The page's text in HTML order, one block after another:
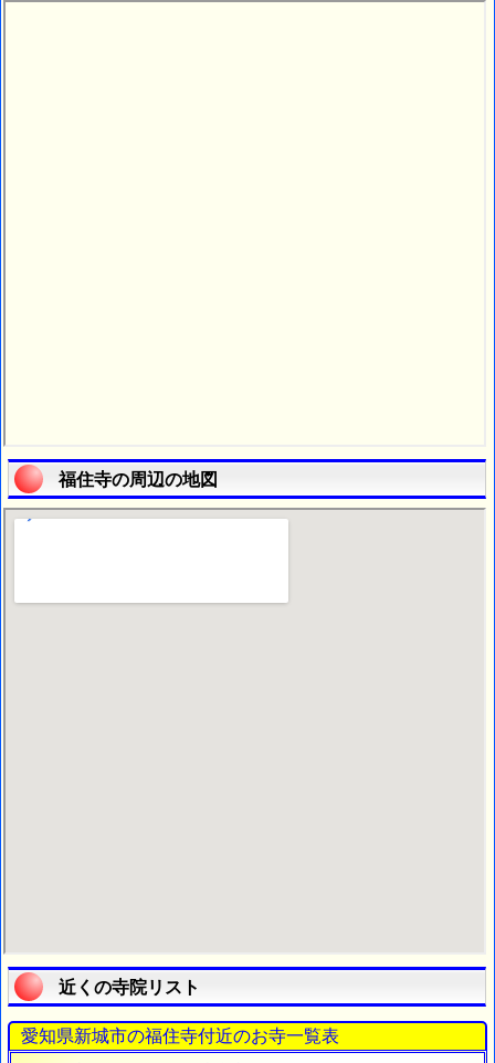
福住寺の周辺の地図
近くの寺院リスト
愛知県新城市の福住寺付近のお寺一覧表